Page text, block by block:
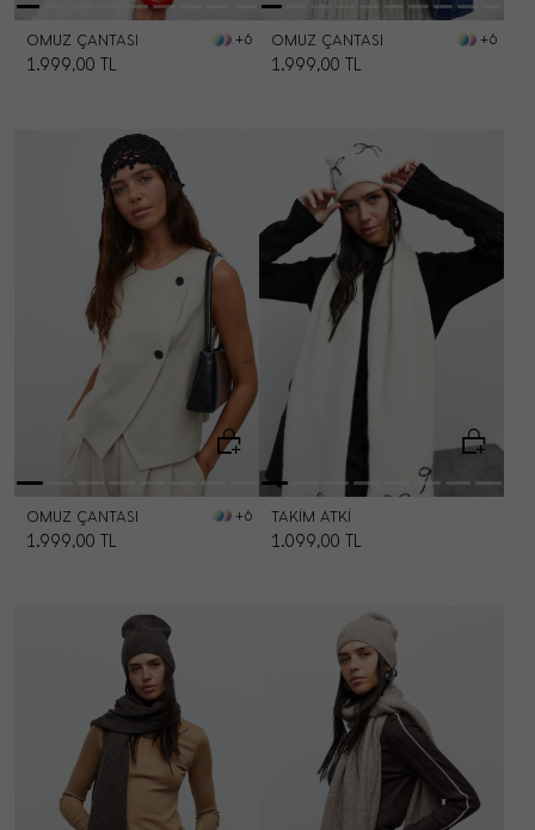
OMUZ ÇANTASI +6
1.999,00 TL
OMUZ ÇANTASI +6
1.999,00 TL
OMUZ ÇANTASI +6
1.999,00 TL
TAKIM ATKI
1.099,00 TL